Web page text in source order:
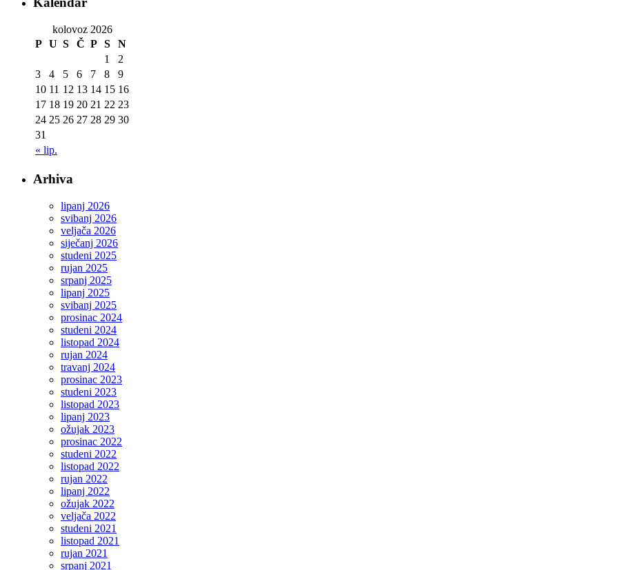
kolovoz 2026
P U S Č P S N
« lip.
1
2
3
4 5 6 7 8
9
10 11 12 13 14 15 16
17 18 19 20 21 22 23
24 25 26 27 28 29 30
31
Arhiva
lipanj 2026
svibanj 2026
veljača 2026
siječanj 2026
studeni 2025
rujan 2025
srpanj 2025
lipanj 2025
svibanj 2025
prosinac 2024
studeni 2024
listopad 2024
rujan 2024
travanj 2024
prosinac 2023
studeni 2023
listopad 2023
lipanj 2023
ožujak 2023
prosinac 2022
studeni 2022
listopad 2022
rujan 2022
lipanj 2022
ožujak 2022
veljača 2022
studeni 2021
listopad 2021
rujan 2021
srpanj 2021